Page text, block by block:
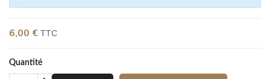
6,00 € TTC
Quantité